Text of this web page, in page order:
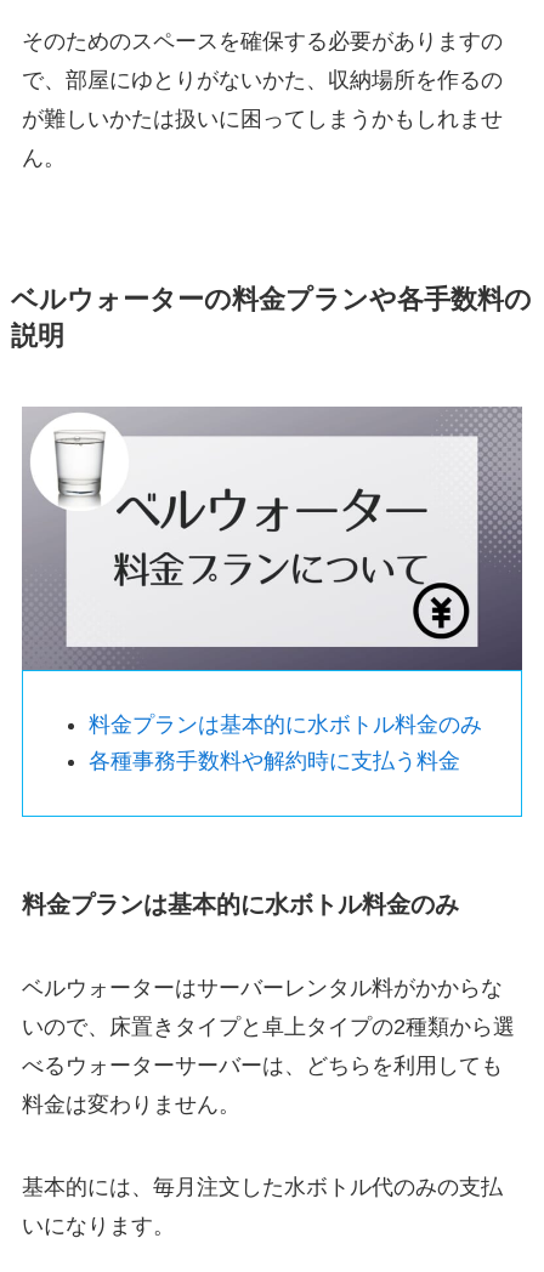
そのためのスペースを確保する必要がありますの
で、部屋にゆとりがないかた、収納場所を作るの
が難しいかたは扱いに困ってしまうかもしれませ
ん。
ベルウォーターの料金プランや各手数料の
説明
料金プランは基本的に水ボトル料金のみ
各種事務手数料や解約時に支払う料金
料金プランは基本的に水ボトル料金のみ
ベルウォーターはサーバーレンタル料がかからな
いので、床置きタイプと卓上タイプの2種類から選
べるウォーターサーバーは、どちらを利用しても
料金は変わりません。
基本的には、毎月注文した水ボトル代のみの支払
いになります。